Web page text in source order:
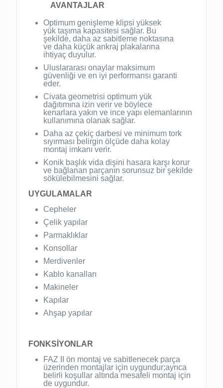
AVANTAJLAR
Optimum genişleme klipsi yüksek
yük taşıma kapasitesi sağlar. Bu
şekilde, daha az sabitleme noktasına
ve daha küçük ankraj plakalarına
ihtiyaç duyulur.
Uluslararası onaylar maksimum
güvenliği ve en iyi performansı garanti
eder.
Civata geometrisi optimum yük
dağıtımına izin verir ve böylece
kenarlara yakın ve ince yapı elemanlarının
kullanımına olanak sağlar.
Daha az çekiç darbesi ve minimum tork
sıyırması belirgin ölçüde daha kolay
montaj imkanı verir.
Konik başlık vida dişini hasara karşı korur
ve bağlanan parçanın sorunsuz bir şekilde
sökülebilmesini sağlar.
UYGULAMALAR
Cepheler
Çelik yapılar
Parmaklıklar
Konsollar
Merdivenler
Kablo kanalları
Makineler
Kapılar
Ahşap yapılar
FONKSİYONLAR
FAZ II ön montaj ve sabitlenecek parça
üzerinden montajlar için uygundur;ayrıca
belirli koşullar altında mesafeli montaj için
de uygundur.